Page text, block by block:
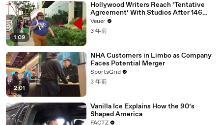
1:09
Hollywood Writers Reach ‘Tentative
Agreement’ With Studios After 146
Day Strike
Veuer
3 年前
2:01
NHA Customers in Limbo as Company
Faces Potential Merger
SportsGrid
3 年前
Vanilla Ice Explains How the 90’s
Shaped America
FACTZ